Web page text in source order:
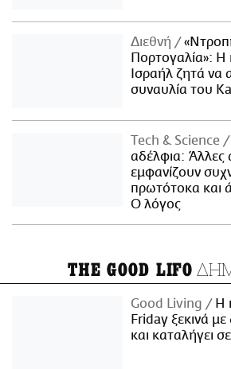
Διεθνή
Πορτογαλία»:
Ισραήλ ζητά να
συναυλία του
Τech & Science
αδέλφια: Άλλες
εμφανίζουν
πρωτότοκα και
Ο λόγος
THE GOOD LIFO
Good Living
Η
Friday ξεκινά με
και καταλήγει